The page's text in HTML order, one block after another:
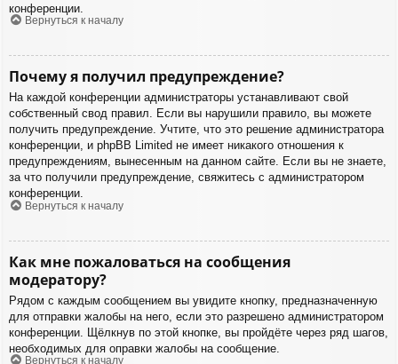
конференции.
Вернуться к началу
Почему я получил предупреждение?
На каждой конференции администраторы устанавливают свой
собственный свод правил. Если вы нарушили правило, вы можете
получить предупреждение. Учтите, что это решение администратора
конференции, и phpBB Limited не имеет никакого отношения к
предупреждениям, вынесенным на данном сайте. Если вы не знаете,
за что получили предупреждение, свяжитесь с администратором
конференции.
Вернуться к началу
Как мне пожаловаться на сообщения
модератору?
Рядом с каждым сообщением вы увидите кнопку, предназначенную
для отправки жалобы на него, если это разрешено администратором
конференции. Щёлкнув по этой кнопке, вы пройдёте через ряд шагов,
необходимых для оправки жалобы на сообщение.
Вернуться к началу